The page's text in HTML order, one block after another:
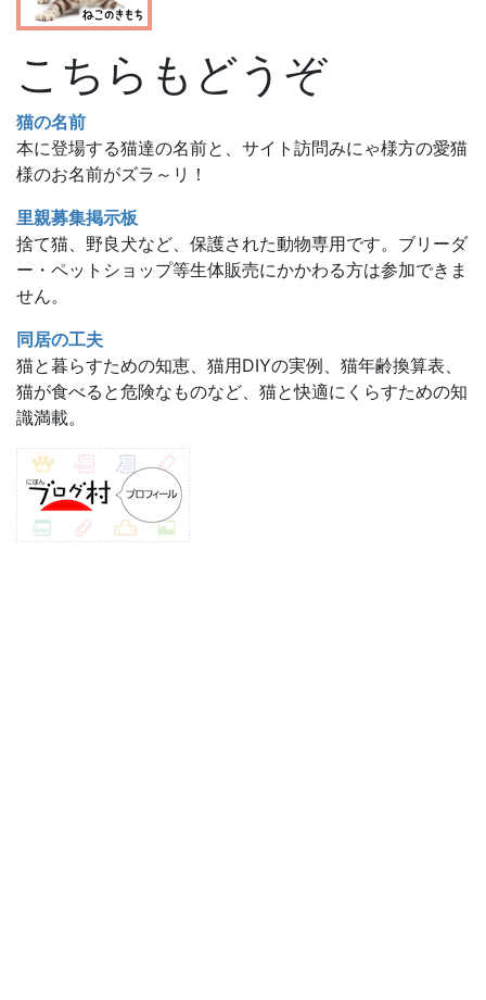
こちらもどうぞ
猫の名前
本に登場する猫達の名前と、サイト訪問みにゃ様方の愛猫
様のお名前がズラ～リ！
里親募集掲示板
捨て猫、野良犬など、保護された動物専用です。ブリーダ
ー・ペットショップ等生体販売にかかわる方は参加できま
せん。
同居の工夫
猫と暮らすための知恵、猫用DIYの実例、猫年齢換算表、
猫が食べると危険なものなど、猫と快適にくらすための知
識満載。